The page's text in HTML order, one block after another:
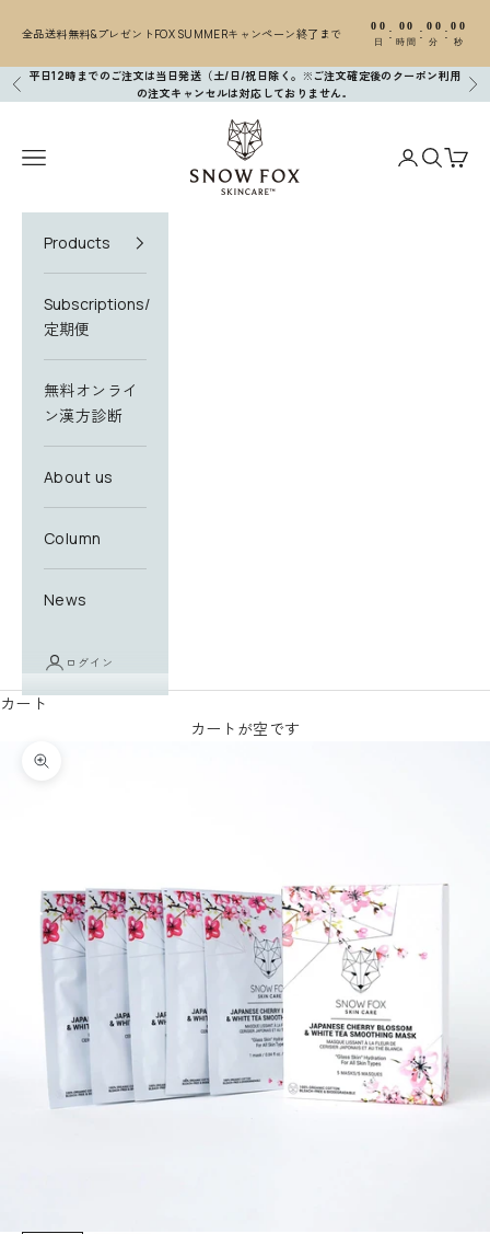
全品送料無料&プレゼントFOX SUMMERキャンペーン終了まで 00
日
: 00
時間
: 00
分
:00
秒
前へ
平日12時までのご注文は当日発送（土/日/祝日除く。※ご注文確定後のクーポン利用
の注文キャンセルは対応しておりません。
次
SNOW FOX SKINCARE
メニューを開く
アカウント
検索を開
カー
Products
Subscriptions/
定期便
無料オンライ
ン漢方診断
About us
Column
News
ログイン
カート
カートが空です
ズームイン